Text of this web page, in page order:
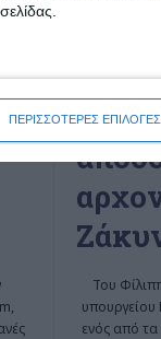
ΠΕΡΙΣΣΟΤΕΡΕΣ ΕΠΙΛΟΓΕΣ
Του
ενός από τα